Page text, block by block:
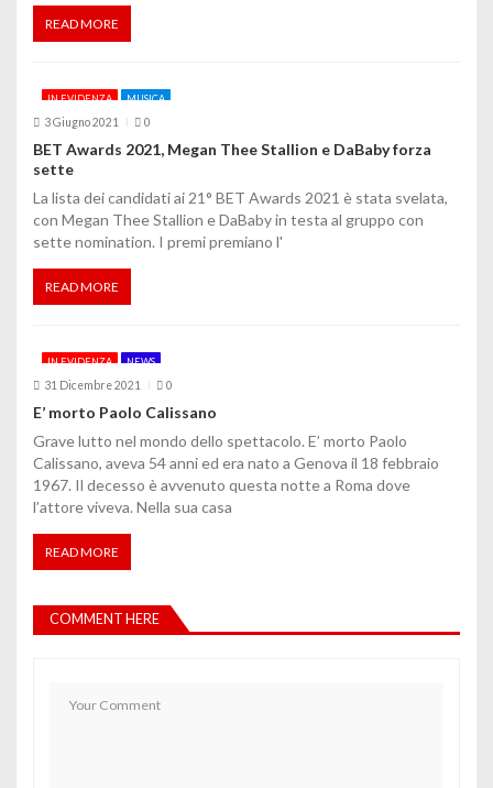
READ MORE
IN EVIDENZA MUSICA
3 Giugno 2021 0
BET Awards 2021, Megan Thee Stallion e DaBaby forza
sette
La lista dei candidati ai 21° BET Awards 2021 è stata svelata,
con Megan Thee Stallion e DaBaby in testa al gruppo con
sette nomination. I premi premiano l'
READ MORE
IN EVIDENZA NEWS
31 Dicembre 2021 0
E’ morto Paolo Calissano
Grave lutto nel mondo dello spettacolo. E’ morto Paolo
Calissano, aveva 54 anni ed era nato a Genova il 18 febbraio
1967. Il decesso è avvenuto questa notte a Roma dove
l’attore viveva. Nella sua casa
READ MORE
COMMENT HERE